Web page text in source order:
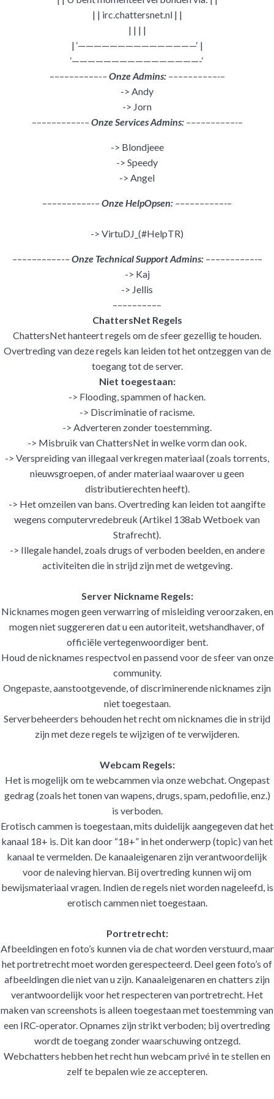
| | irc.chattersnet.nl | |
| | | |
| ‘———————————————‘ |
‘————————————————-‘
––––––––––-–Onze Admins:––––––––––-–
-> Andy
-> Jorn
––––––––––-–Onze Services Admins:––––––––––-–
-> Blondjeee
-> Speedy
-> Angel
––––––––––-–Onze HelpOpsen: ––––––––––-–
-> VirtuDJ_(#HelpTR)
––––––––––-–Onze Technical Support Admins:––––––––––-–
-> Kaj
-> Jellis
––––––––––
ChattersNet Regels
ChattersNet hanteert regels om de sfeer gezellig te houden.
Overtreding van deze regels kan leiden tot het ontzeggen van de
toegang tot de server.
Niet toegestaan:
-> Flooding, spammen of hacken.
-> Discriminatie of racisme.
-> Adverteren zonder toestemming.
-> Misbruik van ChattersNet in welke vorm dan ook.
-> Verspreiding van illegaal verkregen materiaal (zoals torrents,
nieuwsgroepen, of ander materiaal waarover u geen
distributierechten heeft).
-> Het omzeilen van bans. Overtreding kan leiden tot aangifte
wegens computervredebreuk (Artikel 138ab Wetboek van
Strafrecht).
-> Illegale handel, zoals drugs of verboden beelden, en andere
activiteiten die in strijd zijn met de wetgeving.
Server Nickname Regels:
Nicknames mogen geen verwarring of misleiding veroorzaken, en
mogen niet suggereren dat u een autoriteit, wetshandhaver, of
officiële vertegenwoordiger bent.
Houd de nicknames respectvol en passend voor de sfeer van onze
community.
Ongepaste, aanstootgevende, of discriminerende nicknames zijn
niet toegestaan.
Serverbeheerders behouden het recht om nicknames die in strijd
zijn met deze regels te wijzigen of te verwijderen.
Webcam Regels:
Het is mogelijk om te webcammen via onze webchat. Ongepast
gedrag (zoals het tonen van wapens, drugs, spam, pedofilie, enz.)
is verboden.
Erotisch cammen is toegestaan, mits duidelijk aangegeven dat het
kanaal 18+ is. Dit kan door “18+” in het onderwerp (topic) van het
kanaal te vermelden. De kanaaleigenaren zijn verantwoordelijk
voor de naleving hiervan. Bij overtreding kunnen wij om
bewijsmateriaal vragen. Indien de regels niet worden nageleefd, is
erotisch cammen niet toegestaan.
Portretrecht:
Afbeeldingen en foto’s kunnen via de chat worden verstuurd, maar
het portretrecht moet worden gerespecteerd. Deel geen foto’s of
afbeeldingen die niet van u zijn. Kanaaleigenaren en chatters zijn
verantwoordelijk voor het respecteren van portretrecht. Het
maken van screenshots is alleen toegestaan met toestemming van
een IRC-operator. Opnames zijn strikt verboden; bij overtreding
wordt de toegang zonder waarschuwing ontzegd.
Webchatters hebben het recht hun webcam privé in te stellen en
zelf te bepalen wie ze accepteren.